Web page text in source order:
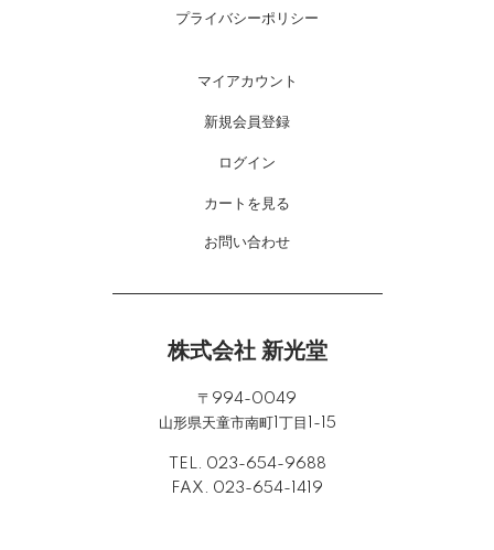
プライバシーポリシー
マイアカウント
新規会員登録
ログイン
カートを見る
お問い合わせ
株式会社 新光堂
〒994-0049
山形県天童市南町1丁目1-15
TEL. 023-654-9688
FAX. 023-654-1419